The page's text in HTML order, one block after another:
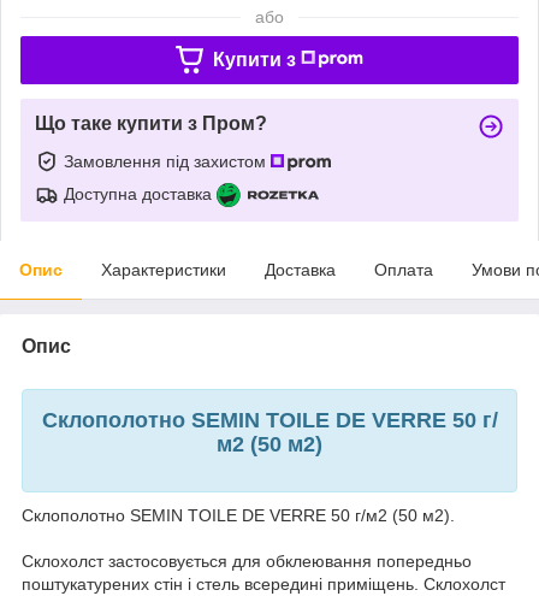
або
Купити з
Що таке купити з Пром?
Замовлення під захистом
Доступна доставка
Опис Характеристики Доставка Оплата Умови
Опис
Склополотно SEMIN TOILE DE VERRE 50 г/
м2 (50 м2)
Склополотно SEMIN TOILE DE VERRE 50 г/м2 (50 м2).
Склохолст застосовується для обклеювання попередньо
поштукатурених стін і стель всередині приміщень. Склохолст